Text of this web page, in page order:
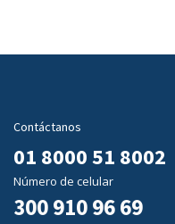
Contáctanos
01 8000 51 8002
Número de celular
300 910 96 69